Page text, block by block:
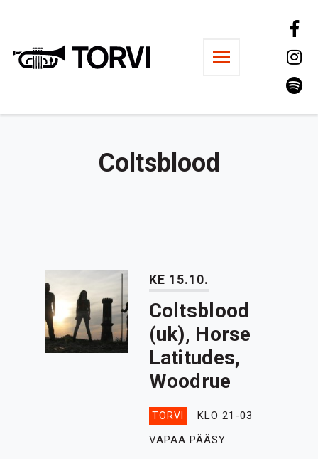
Ravintola Torvi
Coltsblood
KE 15.10.
Coltsblood
(uk), Horse
Latitudes,
Woodrue
TORVI
KLO 21-03
VAPAA PÄÄSY